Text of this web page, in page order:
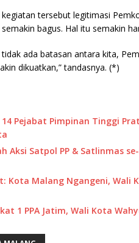
tersebut legitimasi
bagus. Hal itu semakin
ada batasan antara kita,
dikuatkan,” tandasnya. (*)
Pejabat Pimpinan Tinggi
Aksi Satpol PP & Satlinmas
Kota Malang Ngangeni, Wali
1 PPA Jatim, Wali Kota